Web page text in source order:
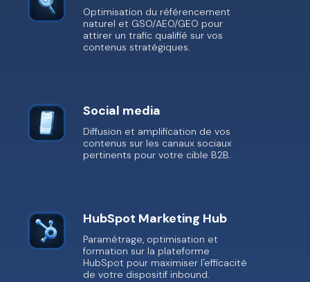
Optimisation du référencement
naturel et GSO/AEO/GEO pour
attirer un trafic qualifié sur vos
contenus stratégiques.
Social media
Diffusion et amplification de vos
contenus sur les canaux sociaux
pertinents pour votre cible B2B.
HubSpot Marketing Hub
Paramétrage, optimisation et
formation sur la plateforme
HubSpot pour maximiser l'efficacité
de votre dispositif inbound.